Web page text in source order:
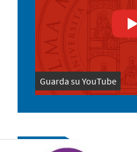
Guarda su YouTube